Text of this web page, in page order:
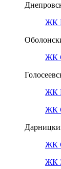
ЖК
ЖК
ЖК
ЖК
ЖК
ЖК